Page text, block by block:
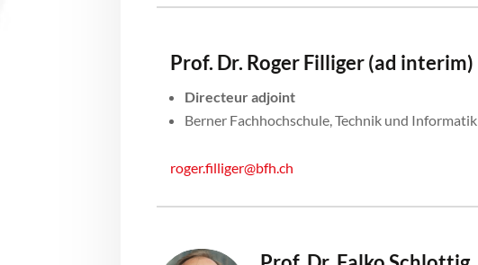
Prof. Dr. Roger Filliger (ad interim)
Directeur adjoint
Berner Fachhochschule, Technik und Informatik
roger.filliger@bfh.ch